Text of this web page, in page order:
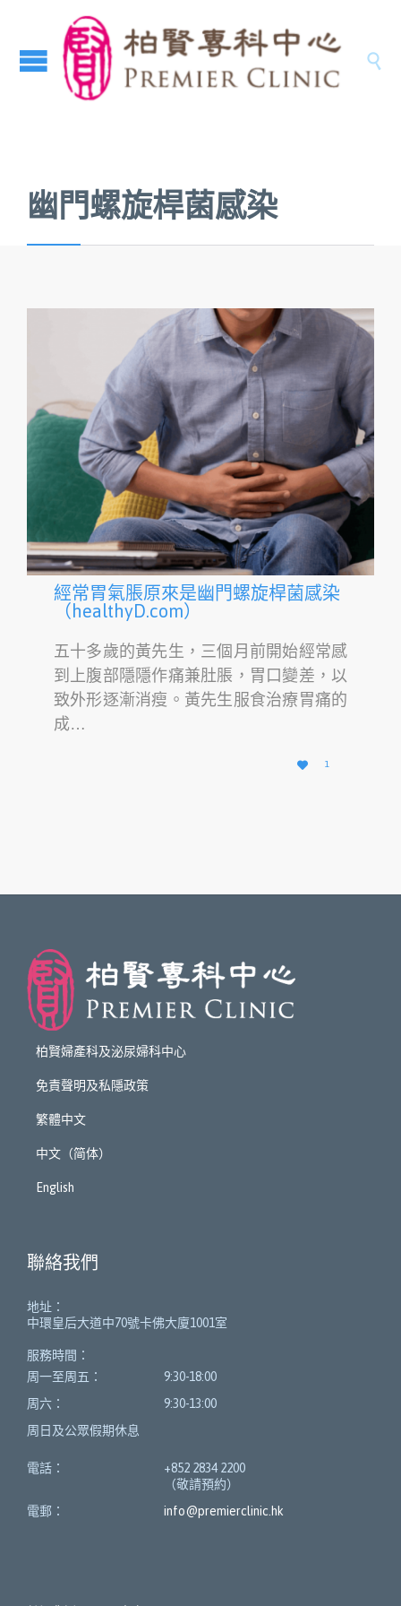

幽門螺旋桿菌感染
經常胃氣脹原來是幽門螺旋桿菌感染
（healthyD.com）
五十多歲的黃先生，三個月前開始經常感
到上腹部隱隱作痛兼肚脹，胃口變差，以
致外形逐漸消瘦。黃先生服食治療胃痛的
成…

愛1
柏賢婦產科及泌尿婦科中心
免責聲明及私隱政策
繁體中文
中文（简体）
English
聯絡我們
地址：
中環皇后大道中70號卡佛大廈1001室
服務時間：
周一至周五：
9:30-18:00
周六：
9:30-13:00
周日及公眾假期休息
電話：
+852 2834 2200
（敬請預約）
電郵：
info@premierclinic.hk